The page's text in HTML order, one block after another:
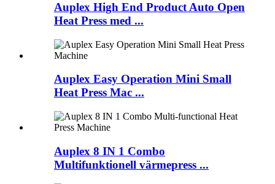
Auplex High End Product Auto Open
Heat Press med ...
Auplex Easy Operation Mini Small
Heat Press Mac ...
Auplex 8 IN 1 Combo
Multifunktionell värmepress ...